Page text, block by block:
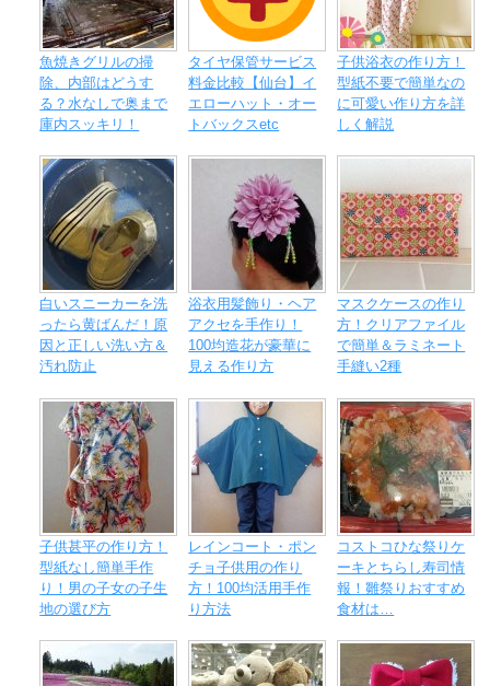
魚焼きグリルの掃
除、内部はどうす
る？水なしで奥まで
庫内スッキリ！
タイヤ保管サービス
料金比較【仙台】イ
エローハット・オー
トバックスetc
子供浴衣の作り方！
型紙不要で簡単なの
に可愛い作り方を詳
しく解説
白いスニーカーを洗
ったら黄ばんだ！原
因と正しい洗い方＆
汚れ防止
浴衣用髪飾り・ヘア
アクセを手作り！
100均造花が豪華に
見える作り方
マスクケースの作り
方！クリアファイル
で簡単＆ラミネート
手縫い2種
子供甚平の作り方！
型紙なし簡単手作
り！男の子女の子生
地の選び方
レインコート・ポン
チョ子供用の作り
方！100均活用手作
り方法
コストコひな祭りケ
ーキとちらし寿司情
報！雛祭りおすすめ
食材は…